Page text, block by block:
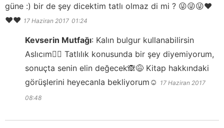
güne :) bir de şey dicektim tatlı olmaz di mi ? 😜😜😜❤️
❤️❤️ 17 Haziran 2017 01:24
Kevserin Mutfağı: Kalın bulgur kullanabilirsin
Aslıcım👍🏻 Tatlılık konusunda bir şey diyemiyorum,
sonuçta senin elin değecek🙈😅 Kitap hakkındaki
görüşlerini heyecanla bekliyorum☺️ 17 Haziran 2017
08:48